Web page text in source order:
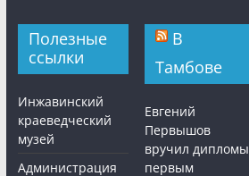
Полезные
ссылки
Инжавинский
краеведческий
музей
Администрация
В
Тамбове
Евгений
Первышов
вручил дипломы
первым